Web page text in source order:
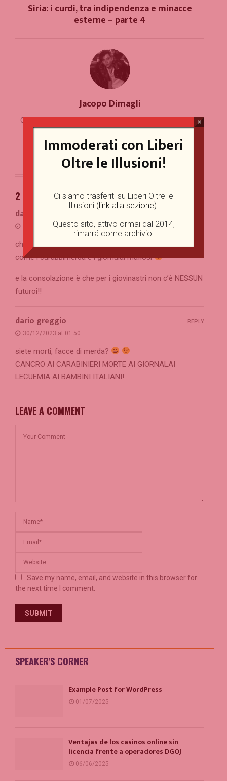
Siria: i curdi, tra indipendenza e minacce
esterne – parte 4
Jacopo Dimagli
Classe '99, studio Management Digitale all'Università del
attualità, speaker radiofonico nel tempo libero.
2 COMMENTS
dario greggio
12/11/2023 at 19:59
chi vota lega si merita tutto il peggio.
come i carabbimerda e i giornalai mafiosi
e la consolazione è che per i giovinastri non c’è NESSUN
futuroi!!
dario greggio
30/12/2023 at 01:50
siete morti, facce di merda?
CANCRO AI CARABINIERI MORTE AI GIORNALAI
LECUEMIA AI BAMBINI ITALIANI!
REPLY
LEAVE A COMMENT
Save my name, email, and website in this browser for
the next time I comment.
SPEAKER'S CORNER
Example Post for WordPress
01/07/2025
Ventajas de los casinos online sin
licencia frente a operadores DGOJ
06/06/2025
Immoderati con Liberi
Oltre le Illusioni!
Ci siamo trasferiti su Liberi Oltre le
Illusioni (link alla sezione).
Questo sito, attivo ormai dal 2014,
rimarrá come archivio.
×